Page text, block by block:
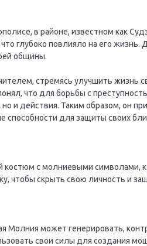
в районе, известном как
глубоко повлияло на его
общины.
стремясь улучшить жизнь
что для борьбы с
и действия. Таким образом, он
способности для защиты своих
костюм с молниевыми символами,
чтобы скрыть свою личность и
Молния может генерировать,
свои силы для создания